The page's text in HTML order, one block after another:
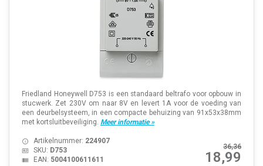
Friedland Honeywell D753 is een standaard beltrafo voor opbouw in
stucwerk. Zet 230V om naar 8V en levert 1A voor de voeding van
een deurbelsysteem, in een compacte behuizing van 91x53x38mm
met kortsluitbeveiliging. Meer informatie »
36,36
18,99
Artikelnummer: 224907
SKU: D753
EAN: 5004100611611